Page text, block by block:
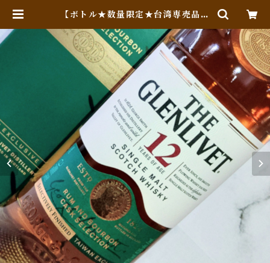
【ボトル★数量限定★台湾専売品★
年 ラム&バーボンカスクセレクショ
ン | Whiskey Jack (Online Sh
op)